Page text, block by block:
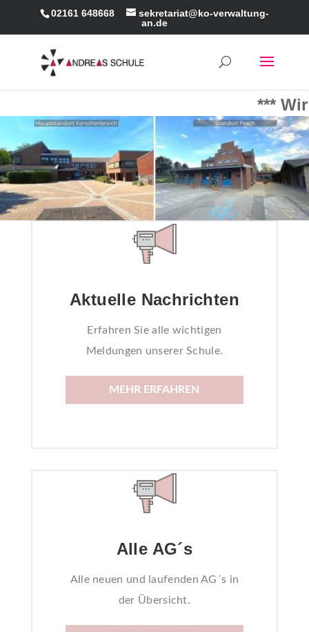
02161 648668
sekretariat@ko-verwaltung-
an.de
*** Wir
Aktuelle Nachrichten
Erfahren Sie alle wichtigen
Meldungen unserer Schule.
MEHR ERFAHREN
Alle AG´s
Alle neuen und laufenden AG´s in
der Übersicht.